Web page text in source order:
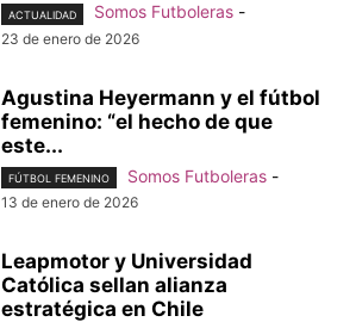
ACTUALIDAD Somos Futboleras -
23 de enero de 2026
Agustina Heyermann y el fútbol
femenino: “el hecho de que
este...
FÚTBOL FEMENINO Somos Futboleras -
13 de enero de 2026
Leapmotor y Universidad
Católica sellan alianza
estratégica en Chile